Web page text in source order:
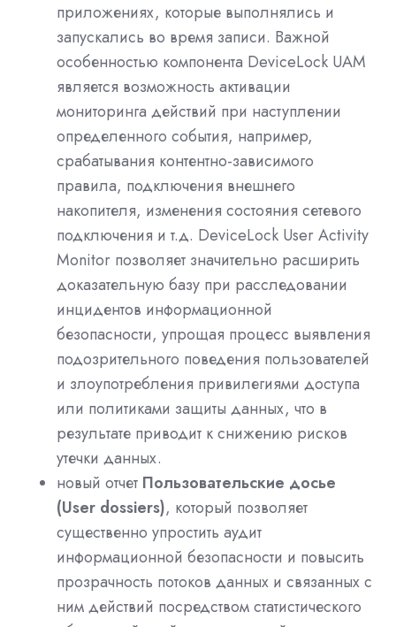
приложениях, которые выполнялись и
запускались во время записи. Важной
особенностью компонента DeviceLock UAM
является возможность активации
мониторинга действий при наступлении
определенного события, например,
срабатывания контентно-зависимого
правила, подключения внешнего
накопителя, изменения состояния сетевого
подключения и т.д. DeviceLock UserActivity
Monitor позволяет значительно расширить
доказательную базу при расследовании
инцидентов информационной
безопасности, упрощая процесс выявления
подозрительного поведения пользователей
и злоупотребления привилегиями доступа
или политиками защиты данных, что в
результате приводит к снижению рисков
утечки данных.
новый отчет Пользовательские досье
(User dossiers), который позволяет
существенно упростить аудит
информационной безопасности и повысить
прозрачность потоков данных и связанных с
ним действий посредством статистического